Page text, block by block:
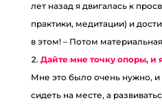
лет назад я двигалась к
практики, медитации) и
в этом! – Потом
Дайте мне точку опоры, и
Мне это было очень нужно, и
сидеть на месте, а